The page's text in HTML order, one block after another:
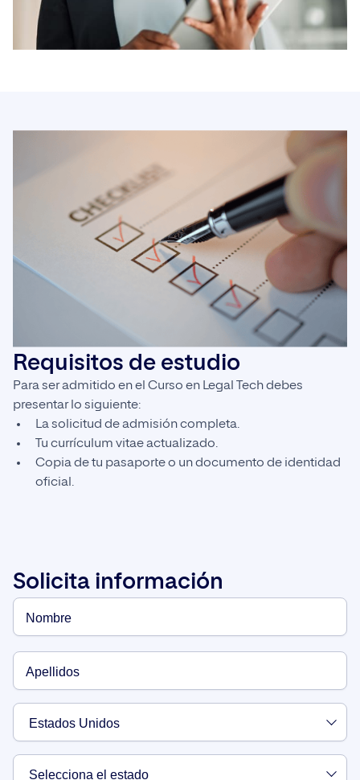
Requisitos de estudio
Para ser admitido en el Curso en Legal Tech debes
presentar lo siguiente:
La solicitud de admisión completa.
Tu currículum vitae actualizado.
Copia de tu pasaporte o un documento de identidad
oficial.
Solicita información